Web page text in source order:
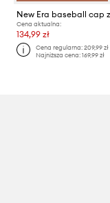
Cena aktualna:
134,99 zł
Cena regularna:209,99 zł
Najniższa cena:169,99 zł